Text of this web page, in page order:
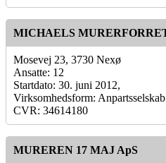
MICHAELS
Mosevej 23, 3730 Nexø
Ansatte: 12
Startdato: 30. juni 2012,
Virksomhedsform: Anpartsselskab
CVR: 34614180
MUREREN 17 MAJ ApS